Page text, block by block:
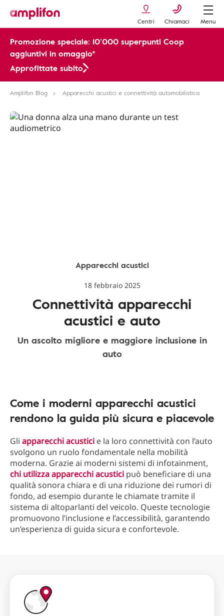
Centri Chiamaci Menu
Promozione speciale: 10’000 superpunti Coop
aggiuntivi in omaggio*
Approfittate subito
Amplifon Blog Apparecchi acustici e connettività automobilistica
Apparecchi acustici
18 febbraio 2025
Connettività apparecchi
acustici e auto
Un ascolto migliore e maggiore inclusione in
auto
Come i moderni apparecchi acustici
rendono la guida più sicura e piacevole
Gli apparecchi acustici e la loro connettività con l’auto
svolgono un ruolo fondamentale nella mobilità
moderna. Grazie ai moderni sistemi di infotainment,
chi utilizza apparecchi acustici può beneficiare di una
qualità sonora chiara e di una riduzione dei rumori di
fondo, ad esempio durante le chiamate tramite il
sistema di altoparlanti del veicolo. Queste tecnologie
promuovono l’inclusione e l’accessibilità, garantendo
un’esperienza di guida sicura e confortevole.